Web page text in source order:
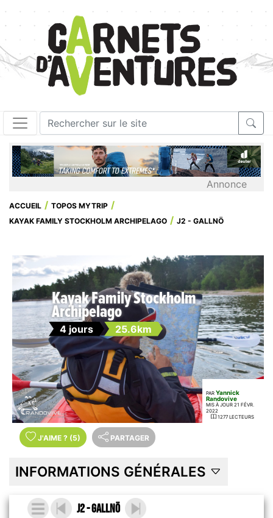
Annonce
ACCUEIL
TOPOS MYTRIP
KAYAK FAMILY STOCKHOLM ARCHIPELAGO
J2 - GALLNÖ
Kayak Family Stockholm
Archipelago
4 jours 25.6km
PAR Yannick
Randovive
MIS À JOUR 21 FÉVR.
2022
1277 LECTEURS
J'AIME ? (5) PARTAGER
INFORMATIONS GÉNÉRALES
J2 - Gallnö